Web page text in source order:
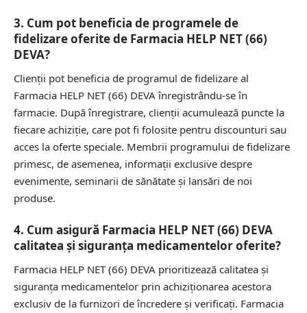
3. Cum pot beneficia de programele de
fidelizare oferite de Farmacia HELP NET (66)
DEVA?
Clienții pot beneficia de programul de fidelizare al
Farmacia HELP NET (66) DEVA înregistrându-se în
farmacie. După înregistrare, clienții acumulează puncte la
fiecare achiziție, care pot fi folosite pentru discounturi sau
acces la oferte speciale. Membrii programului de fidelizare
primesc, de asemenea, informații exclusive despre
evenimente, seminarii de sănătate și lansări de noi
produse.
4. Cum asigură Farmacia HELP NET (66) DEVA
calitatea și siguranța medicamentelor oferite?
Farmacia HELP NET (66) DEVA prioritizează calitatea și
siguranța medicamentelor prin achiziționarea acestora
exclusiv de la furnizori de încredere și verificați. Farmacia